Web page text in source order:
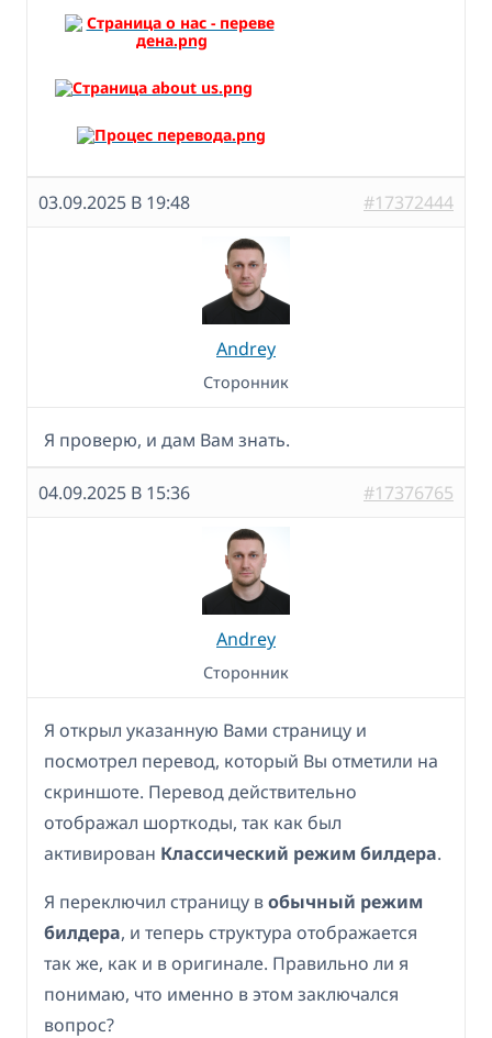
03.09.2025 В 19:48 #17372444
Andrey
Сторонник
Я проверю, и дам Вам знать.
04.09.2025 В 15:36 #17376765
Andrey
Сторонник
Я открыл указанную Вами страницу и
посмотрел перевод, который Вы отметили на
скриншоте. Перевод действительно
отображал шорткоды, так как был
активирован Классический режим билдера.
Я переключил страницу вобычный режим
билдера, и теперь структура отображается
так же, как и в оригинале. Правильно ли я
понимаю, что именно в этом заключался
вопрос?